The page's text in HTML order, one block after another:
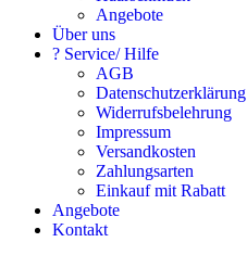
Angebote
Über uns
? Service/ Hilfe
AGB
Datenschutzerklärung
Widerrufsbelehrung
Impressum
Versandkosten
Zahlungsarten
Einkauf mit Rabatt
Angebote
Kontakt